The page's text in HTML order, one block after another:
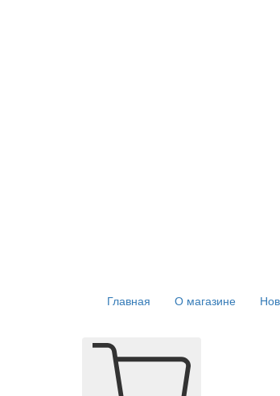
Главная О магазине